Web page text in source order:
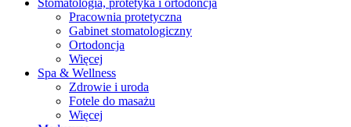
Pracownia protetyczna
Gabinet stomatologiczny
Ortodoncja
Więcej
Spa & Wellness
Zdrowie i uroda
Fotele do masażu
Więcej